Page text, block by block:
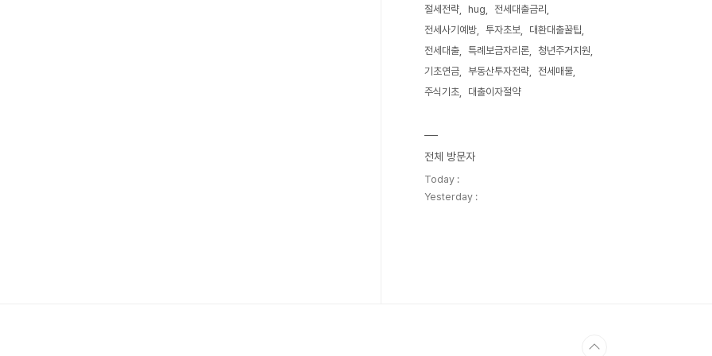
절세전략
hug
전세대출금리
전세사기예방
투자초보
대환대출꿀팁
전세대출
특례보금자리론
청년주거지원
기초연금
부동산투자전략
전세매물
주식기초
대출이자절약
전체 방문자
Today :
Yesterday :